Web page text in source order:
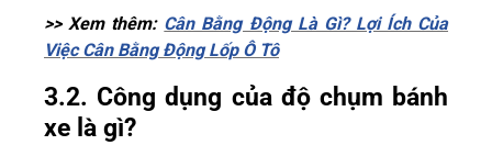
>> Xem thêm: Cân Bằng Động Là Gì? Lợi Ích Của
Việc Cân Bằng Động Lốp Ô Tô
3.2. Công dụng của độ chụm bánh
xe là gì?